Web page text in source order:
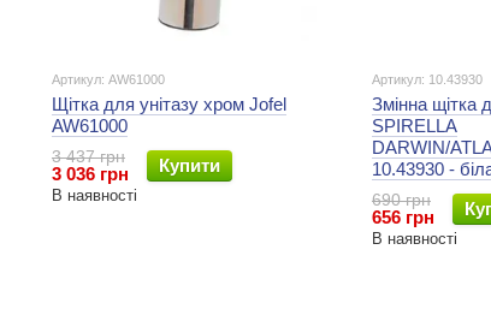
Артикул: AW61000
Щітка для унітазу хром Jofel
AW61000
3 437 грн
3 036 грн Купити
В наявності
Артикул: 10.43930
Змінна щітка
SPIRELLA
DARWIN/
10.43930 -
690 грн
656 грн
В наявності